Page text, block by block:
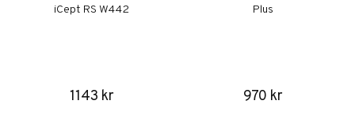
iCept RS W442
1143 kr
Plus
970 kr